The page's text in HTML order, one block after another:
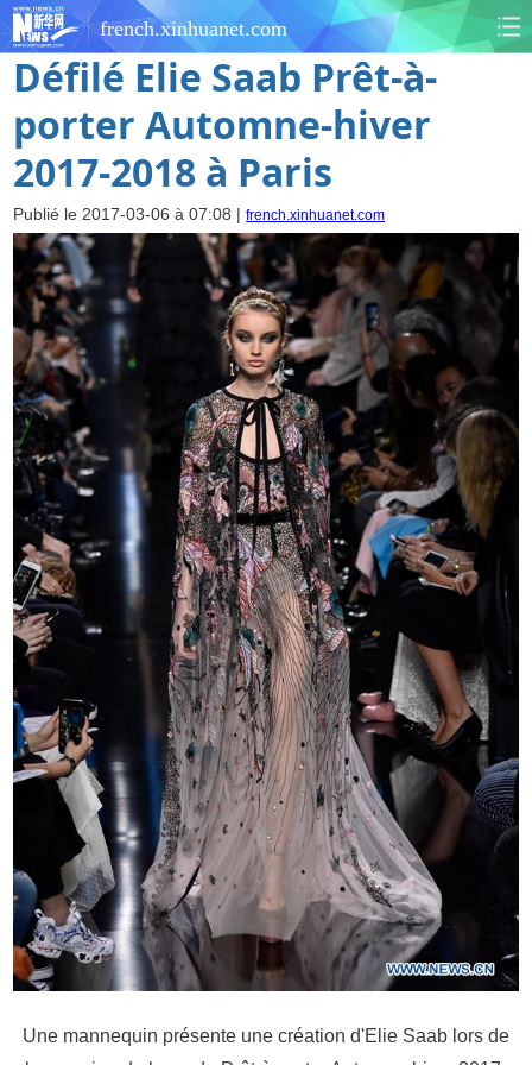
french.xinhuanet.com
Défilé Elie Saab Prêt-à-
porter Automne-hiver
2017-2018 à Paris
Publié le 2017-03-06 à 07:08 |french.xinhuanet.com
Une mannequin présente une création d'Elie Saab lors de